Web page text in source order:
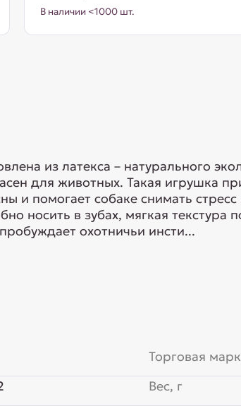
В наличии <1000 шт.
из латекса – натурального
для животных. Такая игрушка
и помогает собаке снимать стресс
носить в зубах, мягкая
охотничьи инсти...
Торговая
Вес, г